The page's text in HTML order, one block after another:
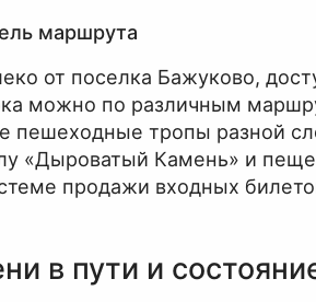
маршрута
от поселка Бажуково,
можно по различным
пешеходные тропы разной
«Дыроватый Камень» и
продажи входных
в пути и